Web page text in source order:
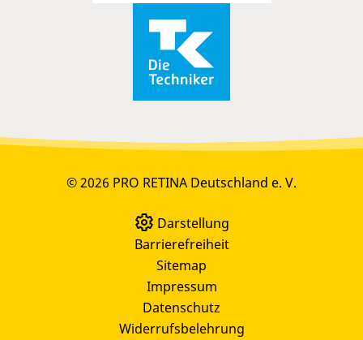
© 2026 PRO RETINA Deutschland e. V.
Darstellung
Barrierefreiheit
Sitemap
Impressum
Datenschutz
Widerrufsbelehrung